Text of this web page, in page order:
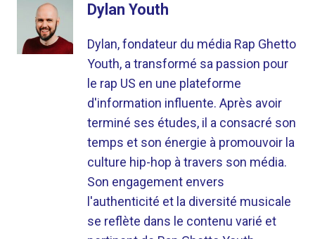
Dylan Youth
Dylan, fondateur du média Rap Ghetto
Youth, a transformé sa passion pour
le rap US en une plateforme
d'information influente. Après avoir
terminé ses études, il a consacré son
temps et son énergie à promouvoir la
culture hip-hop à travers son média.
Son engagement envers
l'authenticité et la diversité musicale
se reflète dans le contenu varié et